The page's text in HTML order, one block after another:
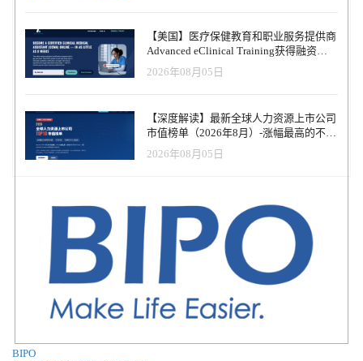
【美国】医疗保健教育和职业服务提供商
Advanced eClinical Training获得融资，
以加速医疗卫生人才队伍建设
2026年08月05日
【深度解读】最新全球人力资源上市公司
市值榜单（2026年8月）-涨幅最高的不是
AI软件，而是传统人力服务商
2026年08月05日
BIPO